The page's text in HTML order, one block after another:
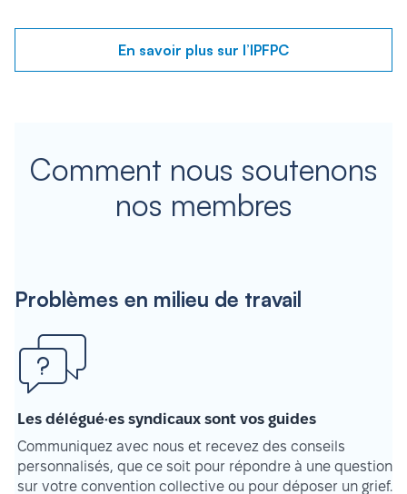
En savoir plus sur l’IPFPC
Comment nous soutenons
nos membres
Problèmes en milieu de travail
Les délégué·es syndicaux sont vos guides
Communiquez avec nous et recevez des conseils
personnalisés, que ce soit pour répondre à une question
sur votre convention collective ou pour déposer un grief.